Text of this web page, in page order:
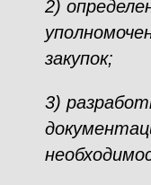
2)
закупок;
3)